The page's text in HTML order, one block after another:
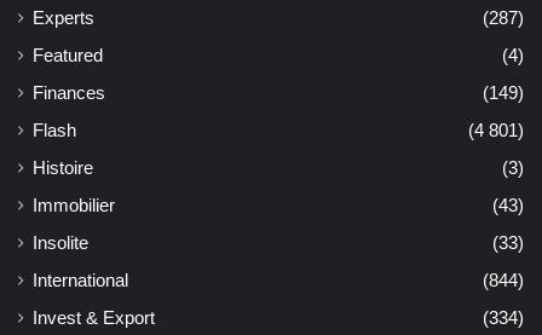
Experts
(287)
Featured
(4)
Finances
(149)
Flash
(4 801)
Histoire
(3)
Immobilier
(43)
Insolite
(33)
International
(844)
Invest & Export
(334)